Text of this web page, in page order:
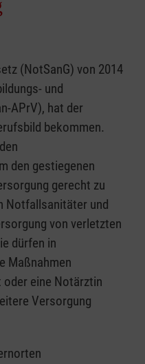
(NotSanG) von 2014
und
APrV), hat der
bekommen.
den gestiegenen
gerecht zu
Notfallsanitäter und
von verletzten
dürfen in
Maßnahmen
oder eine Notärztin
Versorgung